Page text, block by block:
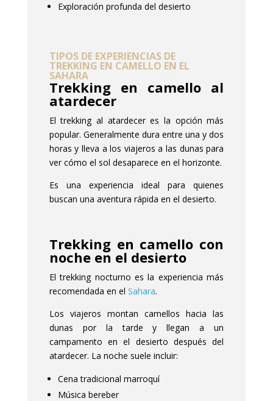
Exploración profunda del desierto
TIPOS DE EXPERIENCIAS DE
TREKKING EN CAMELLO EN EL
SAHARA
Trekking en camello al
atardecer
El trekking al atardecer es la opción más
popular. Generalmente dura entre una y dos
horas y lleva a los viajeros a las dunas para
ver cómo el sol desaparece en el horizonte.
Es una experiencia ideal para quienes
buscan una aventura rápida en el desierto.
Trekking en camello con
noche en el desierto
El trekking nocturno es la experiencia más
recomendada en el Sahara.
Los viajeros montan camellos hacia las
dunas por la tarde y llegan a un
campamento en el desierto después del
atardecer. La noche suele incluir:
Cena tradicional marroquí
Música bereber